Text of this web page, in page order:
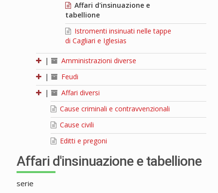
Affari d'insinuazione e
tabellione
Istromenti insinuati nelle tappe
di Cagliari e Iglesias
|
Amministrazioni diverse
|
Feudi
|
Affari diversi
Cause criminali e contravvenzionali
Cause civili
Editti e pregoni
Affari d'insinuazione e tabellione
serie